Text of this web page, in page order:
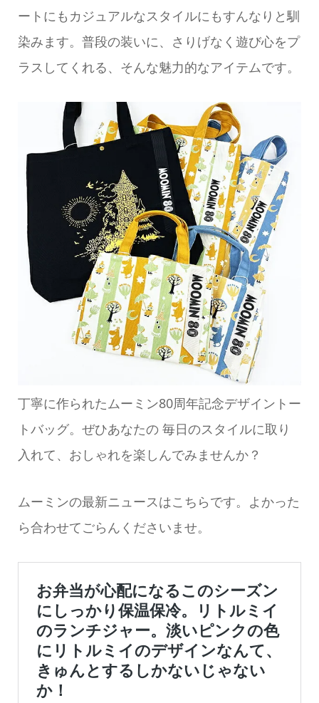
ートにもカジュアルなスタイルにもすんなりと馴
染みます。普段の装いに、さりげなく遊び心をプ
ラスしてくれる、そんな魅力的なアイテムです。
丁寧に作られたムーミン80周年記念デザイントー
トバッグ。ぜひあなたの 毎日のスタイルに取り
入れて、おしゃれを楽しんでみませんか？
ムーミンの最新ニュースはこちらです。よかった
ら合わせてごらんくださいませ。